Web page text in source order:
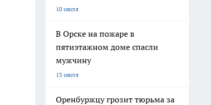
10 июля
В Орске на пожаре в
пятиэтажном доме спасли
мужчину
13 июля
Оренбуржцу грозит тюрьма за